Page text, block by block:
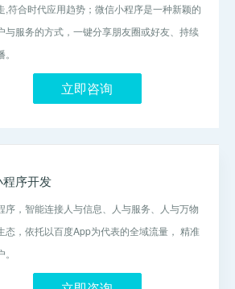
,符合时代应用趋势；微信小程序是一种新颖的
与服务的方式，一键分享朋友圈或好友、持续
立即咨询
序开发
序，智能连接人与信息、人与服务、人与万物
态，依托以百度App为代表的全域流量， 精准